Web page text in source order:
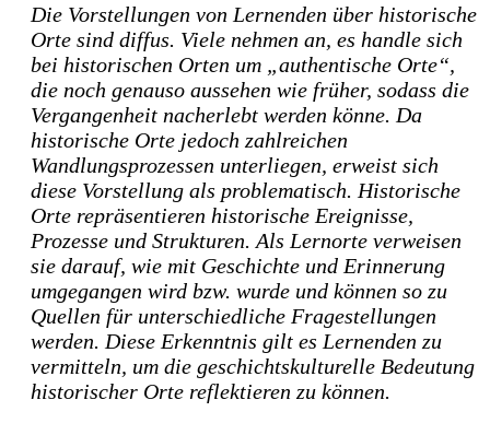
Die Vorstellungen von Lernenden über historische
Orte sind diffus. Viele nehmen an, es handle sich
bei historischen Orten um „authentische Orte“,
die noch genauso aussehen wie früher, sodass die
Vergangenheit nacherlebt werden könne. Da
historische Orte jedoch zahlreichen
Wandlungsprozessen unterliegen, erweist sich
diese Vorstellung als problematisch. Historische
Orte repräsentieren historische Ereignisse,
Prozesse und Strukturen. Als Lernorte verweisen
sie darauf, wie mit Geschichte und Erinnerung
umgegangen wird bzw. wurde und können so zu
Quellen für unterschiedliche Fragestellungen
werden. Diese Erkenntnis gilt es Lernenden zu
vermitteln, um die geschichtskulturelle Bedeutung
historischer Orte reflektieren zu können.